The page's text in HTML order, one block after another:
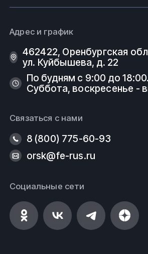
Адрес и график
462422, Оренбургская
ул. Куйбышева, д. 22
По будням с 9:00 до 18:00.
Суббота, воскресенье -
Связаться с нами
8 (800) 775-60-93
orsk@fe-rus.ru
Социальные сети